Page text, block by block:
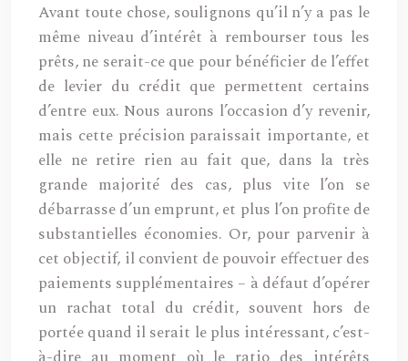
Avant toute chose, soulignons qu’il n’y a pas le
même niveau d’intérêt à rembourser tous les
prêts, ne serait-ce que pour bénéficier de l’effet
de levier du crédit que permettent certains
d’entre eux. Nous aurons l’occasion d’y revenir,
mais cette précision paraissait importante, et
elle ne retire rien au fait que, dans la très
grande majorité des cas, plus vite l’on se
débarrasse d’un emprunt, et plus l’on profite de
substantielles économies. Or, pour parvenir à
cet objectif, il convient de pouvoir effectuer des
paiements supplémentaires – à défaut d’opérer
un rachat total du crédit, souvent hors de
portée quand il serait le plus intéressant, c’est-